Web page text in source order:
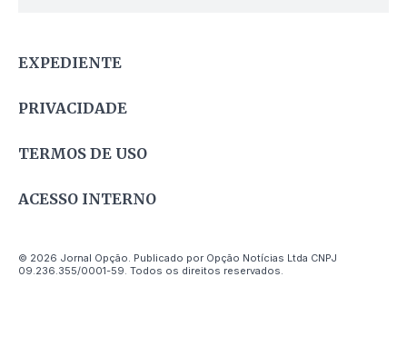
EXPEDIENTE
PRIVACIDADE
TERMOS DE USO
ACESSO INTERNO
© 2026 Jornal Opção. Publicado por Opção Notícias Ltda CNPJ
09.236.355/0001-59. Todos os direitos reservados.